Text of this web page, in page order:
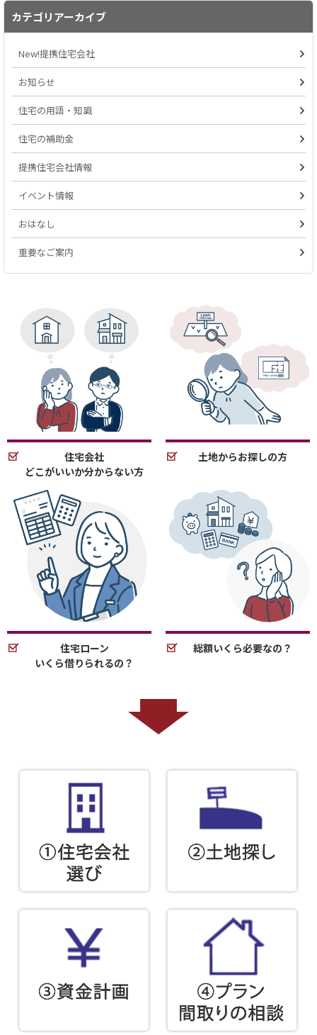
カテゴリアーカイブ
New!提携住宅会社
お知らせ
住宅の用語・知識
住宅の補助金
提携住宅会社情報
イベント情報
おはなし
重要なご案内
住宅会社
どこがいいか分からない方
土地からお探しの方
住宅ローン
いくら借りられるの？
総額いくら必要なの？